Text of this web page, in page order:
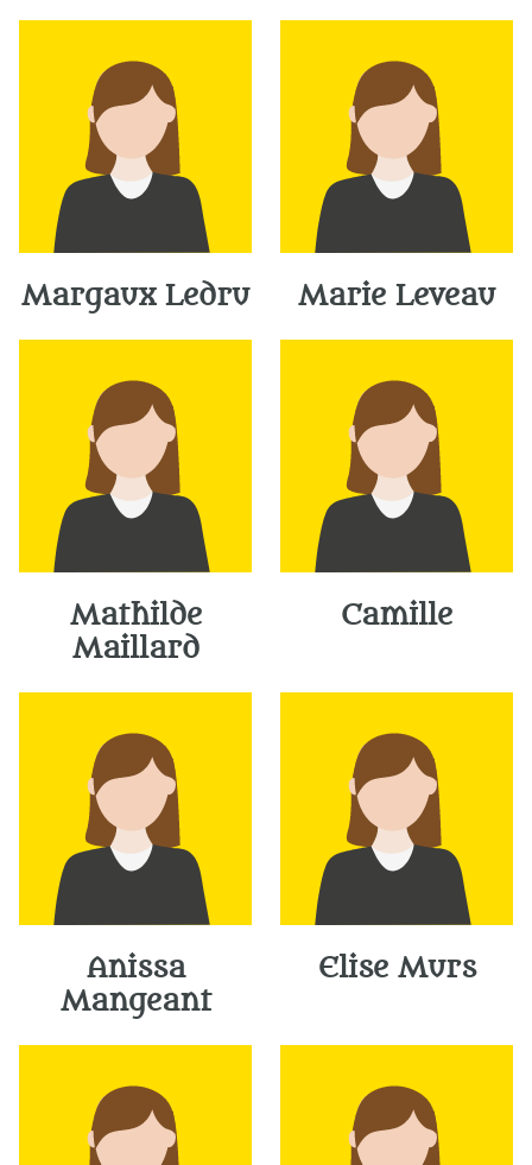
Margaux Ledru Marie Leveau
Mathilde
Maillard
Camille
Anissa
Mangeant
Elise Murs